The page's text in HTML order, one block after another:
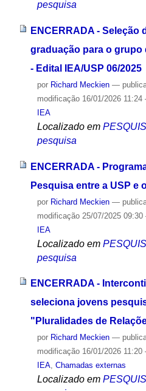
pesquisa
ENCERRADA - Seleção
graduação para o grupo
- Edital IEA/USP 06/2025
por Richard Meckien —
modificação16/01/2026 11:24
IEA
Localizado em
pesquisa
ENCERRADA -
Pesquisa entre a USP e
por Richard Meckien —
modificação25/07/2025 09:30
IEA
Localizado em
pesquisa
ENCERRADA -
seleciona jovens
"Pluralidades de
por Richard Meckien —
modificação16/01/2026 11:20
IEA, Chamadas externas
Localizado em